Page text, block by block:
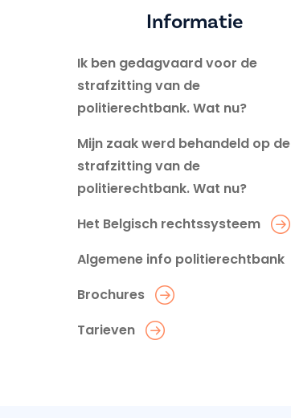
Informatie
Ik ben gedagvaard voor de
strafzitting van de
politierechtbank. Wat nu?
Mijn zaak werd behandeld op de
strafzitting van de
politierechtbank. Wat nu?
Het Belgisch rechtssysteem
Algemene info politierechtbank
Brochures
Tarieven